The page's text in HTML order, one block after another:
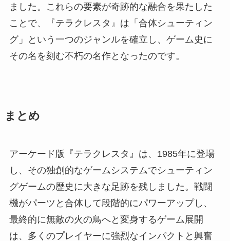
ました。これらの要素が奇跡的な融合を果たした
ことで、『テラクレスタ』は「合体シューティン
グ」という一つのジャンルを確立し、ゲーム史に
その名を刻む不朽の名作となったのです。
まとめ
アーケード版『テラクレスタ』は、1985年に登場
し、その独創的なゲームシステムでシューティン
グゲームの歴史に大きな足跡を残しました。戦闘
機がパーツと合体して段階的にパワーアップし、
最終的に無敵の火の鳥へと変身するゲーム展開
は、多くのプレイヤーに強烈なインパクトと興奮